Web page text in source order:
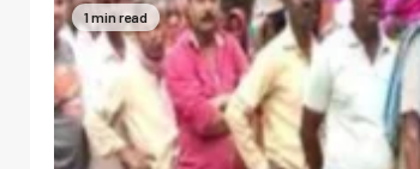
1 min read